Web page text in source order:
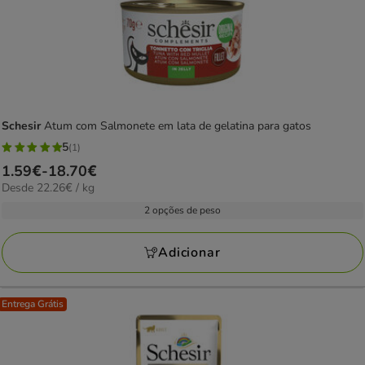
SchesirAtum com Salmonete em lata de gelatina para gatos
5
estrelas
com
avaliações
5(1)
Preço
de
18.70€
1.59€-18.70€
22.26€
Desde 22.26€ / kg
2 opções de peso
Adicionar
Entrega Grátis